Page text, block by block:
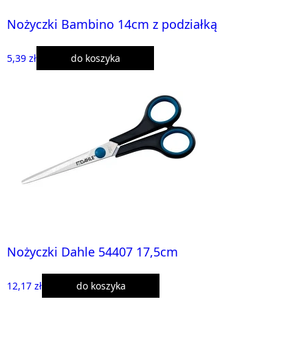
Nożyczki Bambino 14cm z podziałką
5,39 zł do koszyka
Nożyczki Dahle 54407 17,5cm
12,17 zł do koszyka